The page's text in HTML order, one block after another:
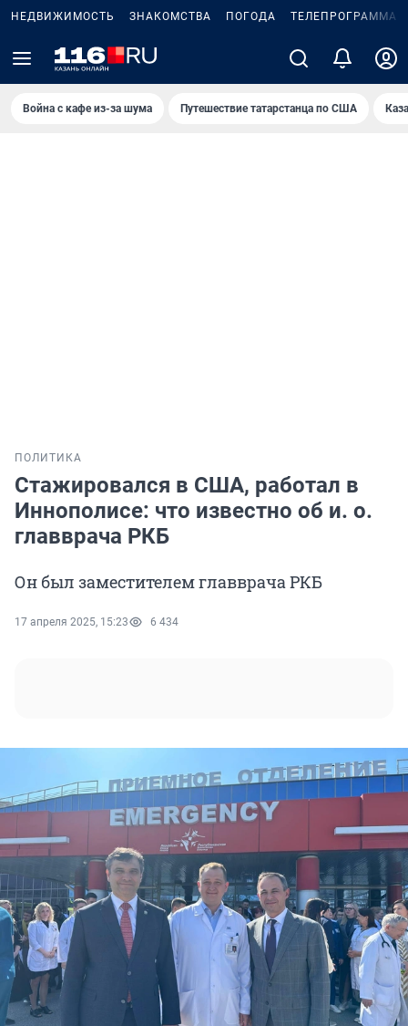
НЕДВИЖИМОСТЬ ЗНАКОМСТВА ПОГОДА ТЕЛЕПРОГРАММА
Война с кафе из-за шума Путешествие татарстанца по США
ПОЛИТИКА
Стажировался в США, работал в
Иннополисе: что известно об и. о.
главврача РКБ
Он был заместителем главврача РКБ
17 апреля 2025, 15:23 6 434